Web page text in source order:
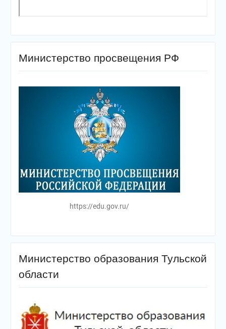
Министерство просвещения РФ
https://edu.gov.ru/
Министерство образования Тульской
области